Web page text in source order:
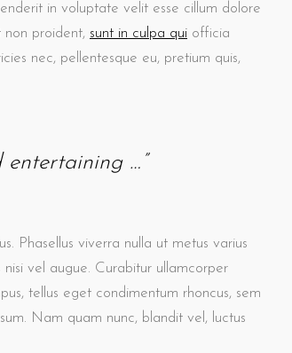
in voluptate velit esse cillum dolore
proident, sunt in culpa qui officia
nec, pellentesque eu, pretium quis,
entertaining …”
Phasellus viverra nulla ut metus varius
vel augue. Curabitur ullamcorper
tellus eget condimentum rhoncus, sem
Nam quam nunc, blandit vel, luctus